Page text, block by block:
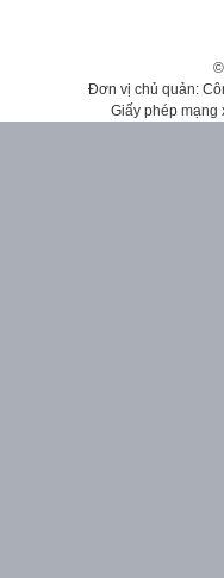
Đơn vị chủ quản:
Giấy phép mạng